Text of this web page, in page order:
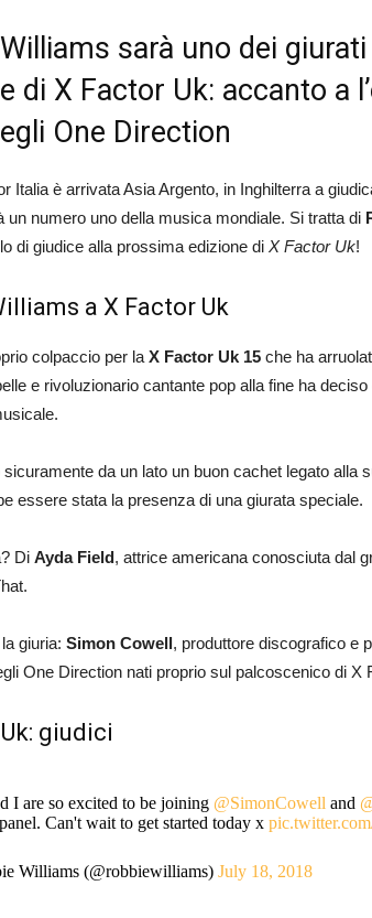
sarà uno dei
di X Factor Uk: accanto a
One Direction
Italia è arrivata Asia Argento, in Inghilterra a
un numero uno della musica mondiale. Si tratta di
di giudice alla prossima edizione di X Factor Uk!
a X Factor Uk
colpaccio per la X Factor Uk 15 che ha
e rivoluzionario cantante pop alla fine ha
da un lato un buon cachet legato alla
essere stata la presenza di una giurata speciale.
Di Ayda Field, attrice americana conosciuta dal
giuria: Simon Cowell, produttore discografico e
One Direction nati proprio sul palcoscenico di X
giudici
I are so excited to be joining @SimonCowell and
Can't wait to get started today x
Williams (@robbiewilliams) July 18, 2018